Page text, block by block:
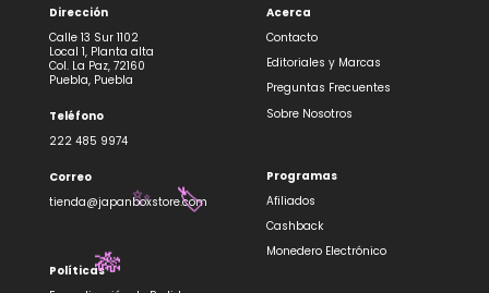
Dirección
Calle 13 Sur 1102
Local 1, Planta alta
Col. La Paz, 72160
Puebla, Puebla
Teléfono
222 485 9974
Correo
tienda@japanboxstore.com
Políticas
Acerca
Contacto
Editoriales y Marcas
Preguntas Frecuentes
Sobre Nosotros
Programas
Afiliados
Cashback
Monedero Electrónico
🏷️
🎋
✨